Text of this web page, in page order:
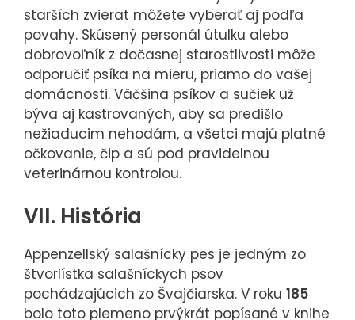
starších zvierat môžete vyberať aj podľa
povahy. Skúsený personál útulku alebo
dobrovoľník z dočasnej starostlivosti môže
odporučiť psíka na mieru, priamo do vašej
domácnosti. Väčšina psíkov a sučiek už
býva aj kastrovaných, aby sa predišlo
nežiaducim nehodám, a všetci majú platné
očkovanie, čip a sú pod pravidelnou
veterinárnou kontrolou.
VII. História
Appenzellský salašnícky pes je jedným zo
štvorlístka salašníckych psov
pochádzajúcich zo Švajčiarska. V roku 185
bolo toto plemeno prvýkrát popísané v knihe